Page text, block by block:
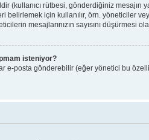
(kullanıcı rütbesi, gönderdiğiniz
belirlemek için kullanılır, örn.
mesajlarınızın sayısını düşürmesi
isteniyor?
e-posta gönderebilir (eğer yönetici bu